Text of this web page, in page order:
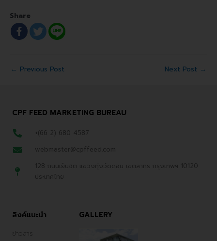
Share
← Previous Post Next Post →
CPF FEED MARKETING BUREAU
+(66 2) 680 4587
webmaster@cpffeed.com
128 ถนนเย็นจิต แขวงทุ่งวัดดอน เขตสาทร กรุงเทพฯ 10120
ประเทศไทย
ลิงค์แนะนำ
ข่าวสาร
GALLERY